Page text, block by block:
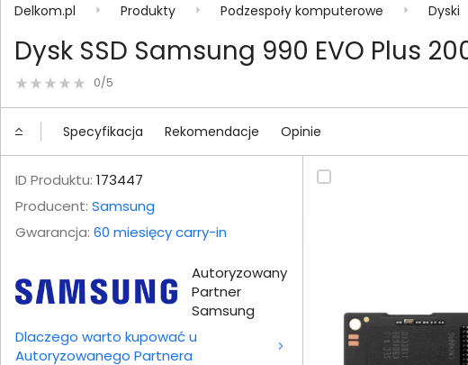
Delkom.pl Produkty Podzespoły komputerowe Dyski
Dysk SSD Samsung 990 EVO Plus
0/5
Specyfikacja Rekomendacje Opinie
ID Produktu: 173447
Producent: Samsung
Gwarancja: 60 miesięcy carry-in
Autoryzowany
Partner
Samsung
Dlaczego warto kupować u
Autoryzowanego Partnera